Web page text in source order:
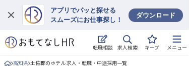
アプリでパッと探せる
スムーズにお仕事探し！
ダウンロード
転職相談 求人検索 キープ メニュー
ログイン
求人・施設を探す
高知県 土佐郡のホテル 求人・転職・中途採用一覧